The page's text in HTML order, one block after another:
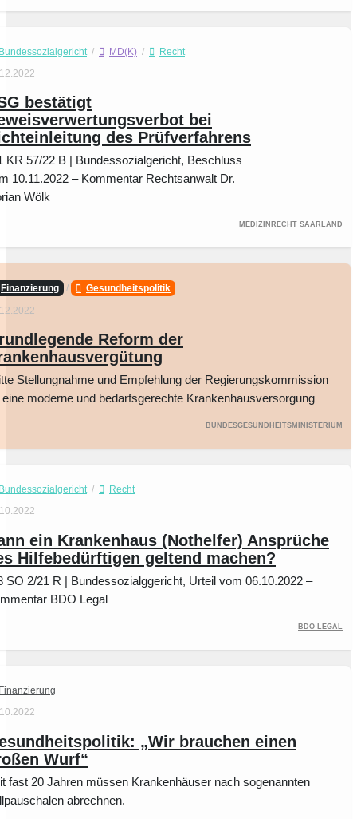
/ MD(K) /
Recht
bestätigt
bei
des Prüfverfahrens
KR 57/22 B | Bundessozialgericht, Beschluss
10.11.2022 – Kommentar Rechtsanwalt Dr.
Wölk
Medizinrecht Saarland
Finanzierung /
Gesundheitspolitik
Reform der
Stellungnahme und Empfehlung der Regierungskommission
eine moderne und bedarfsgerechte Krankenhausversorgung
Bundesgesundheitsministerium
/
Recht
ein Krankenhaus (Nothelfer) Ansprüche
Hilfebedürftigen geltend machen?
SO 2/21 R | Bundessozialggericht, Urteil vom 06.10.2022 –
BDO Legal
BDO Legal
„Wir brauchen einen
Wurf“
fast 20 Jahren müssen Krankenhäuser nach sogenannten
abrechnen.